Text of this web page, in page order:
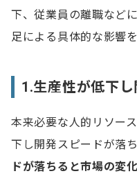
下、従業員の離職など
足による具体的な影響
1.生産性が低下
本来必要な人的リソー
下し開発スピードが落
ドが落ちると市場の変